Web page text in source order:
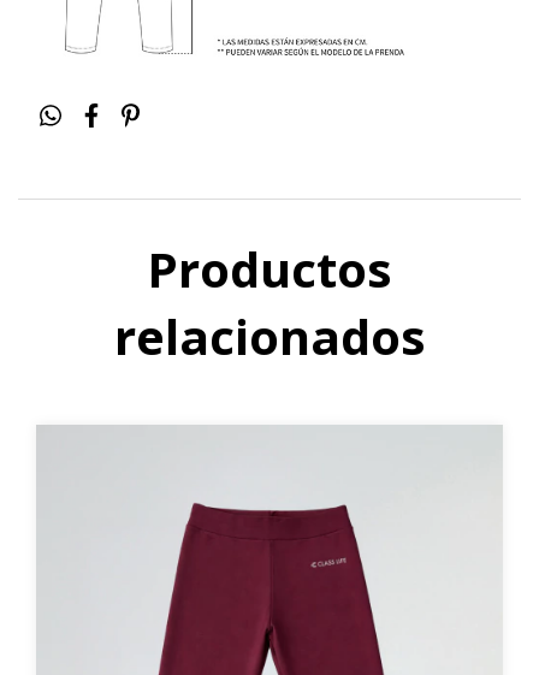
Productos
relacionados